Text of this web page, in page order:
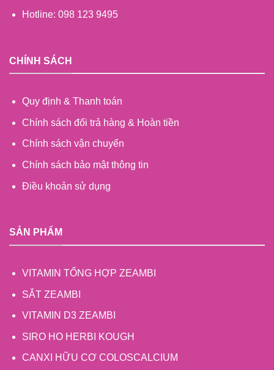
Hotline: 098 123 9495
CHÍNH SÁCH
Quy định & Thanh toán
Chính sách đổi trả hàng & Hoàn tiền
Chính sách vận chuyển
Chính sách bảo mật thông tin
Điều khoản sử dụng
SẢN PHẨM
VITAMIN TỔNG HỢP ZEAMBI
SẮT ZEAMBI
VITAMIN D3 ZEAMBI
SIRO HO HERBI KOUGH
CANXI HỮU CƠ COLOSCALCIUM